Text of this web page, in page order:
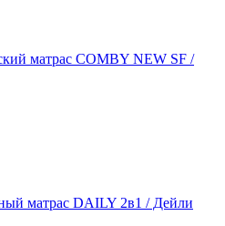
матрас COMBY NEW SF /